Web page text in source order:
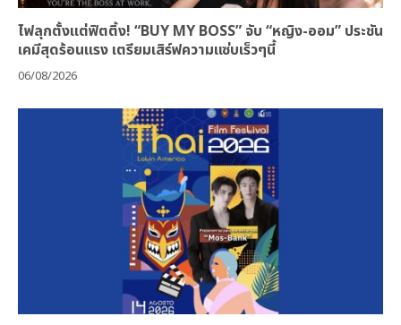
ไฟลุกตั้งแต่ฟิตติ้ง! “BUY MY BOSS” จับ “หญิง-ออม” ประชัน
เคมีสุดร้อนแรง เตรียมเสิร์ฟความแซ่บเร็วๆนี้
06/08/2026